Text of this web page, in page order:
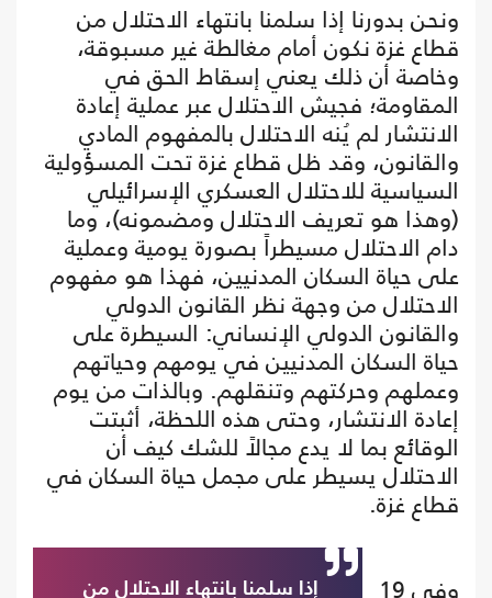
ونحن بدورنا إذا سلمنا بانتهاء الاحتلال من
قطاع غزة نكون أمام مغالطة غير مسبوقة،
وخاصة أن ذلك يعني إسقاط الحق في
المقاومة؛ فجيش الاحتلال عبر عملية إعادة
الانتشار لم يُنه الاحتلال بالمفهوم المادي
والقانون، وقد ظل قطاع غزة تحت المسؤولية
السياسية للاحتلال العسكري الإسرائيلي
(وهذا هو تعريف الاحتلال ومضمونه)، وما
دام الاحتلال مسيطراً بصورة يومية وعملية
على حياة السكان المدنيين، فهذا هو مفهوم
الاحتلال من وجهة نظر القانون الدولي
والقانون الدولي الإنساني: السيطرة على
حياة السكان المدنيين في يومهم وحياتهم
وعملهم وحركتهم وتنقلهم. وبالذات من يوم
إعادة الانتشار، وحتى هذه اللحظة، أثبتت
الوقائع بما لا يدع مجالاً للشك كيف أن
الاحتلال يسيطر على مجمل حياة السكان في
قطاع غزة.
إذا سلمنا بانتهاء الاحتلال من وفي 19